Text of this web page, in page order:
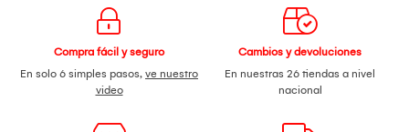
Compra fácil y seguro
En solo 6 simples pasos, ve nuestro
video
Cambios y devoluciones
En nuestras 26 tiendas a nivel
nacional